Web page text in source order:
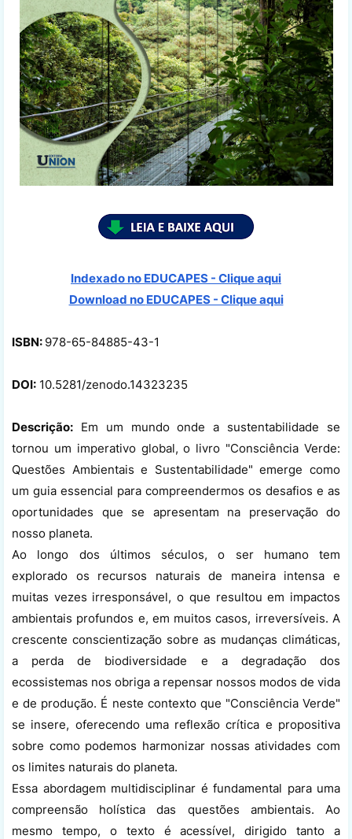
Indexado no EDUCAPES - Clique aqui
Download no EDUCAPES - Clique aqui
ISBN: 978-65-84885-43-1
DOI: 10.5281/zenodo.14323235
Descrição: Em um mundo onde a sustentabilidade se
tornou um imperativo global, o livro "Consciência Verde:
Questões Ambientais e Sustentabilidade" emerge como
um guia essencial para compreendermos os desafios e as
oportunidades que se apresentam na preservação do
nosso planeta.
Ao longo dos últimos séculos, o ser humano tem
explorado os recursos naturais de maneira intensa e
muitas vezes irresponsável, o que resultou em impactos
ambientais profundos e, em muitos casos, irreversíveis. A
crescente conscientização sobre as mudanças climáticas,
a perda de biodiversidade e a degradação dos
ecossistemas nos obriga a repensar nossos modos de vida
e de produção. É neste contexto que "Consciência Verde"
se insere, oferecendo uma reflexão crítica e propositiva
sobre como podemos harmonizar nossas atividades com
os limites naturais do planeta.
Essa abordagem multidisciplinar é fundamental para uma
compreensão holística das questões ambientais. Ao
mesmo tempo, o texto é acessível, dirigido tanto a